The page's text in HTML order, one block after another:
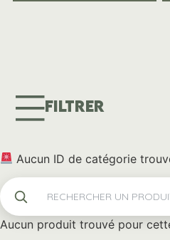
FILTRER
Aucun ID de catégorie
Aucun produit trouvé pour